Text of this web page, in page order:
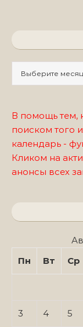
В помощь тем,
поиском того
календарь -
Кликом на
анонсы всех
Пн
Вт Ср
3 4 5